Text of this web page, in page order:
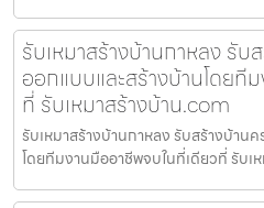
รับเหมาสร้างบ้านกาหลง รับ
ออกแบบและสร้างบ้านโดยที
ที่ รับเหมาสร้างบ้าน.com
รับเหมาสร้างบ้านกาหลง รับสร้างบ้าน
โดยทีมงานมืออาชีพจบในที่เดียวที่ รับ